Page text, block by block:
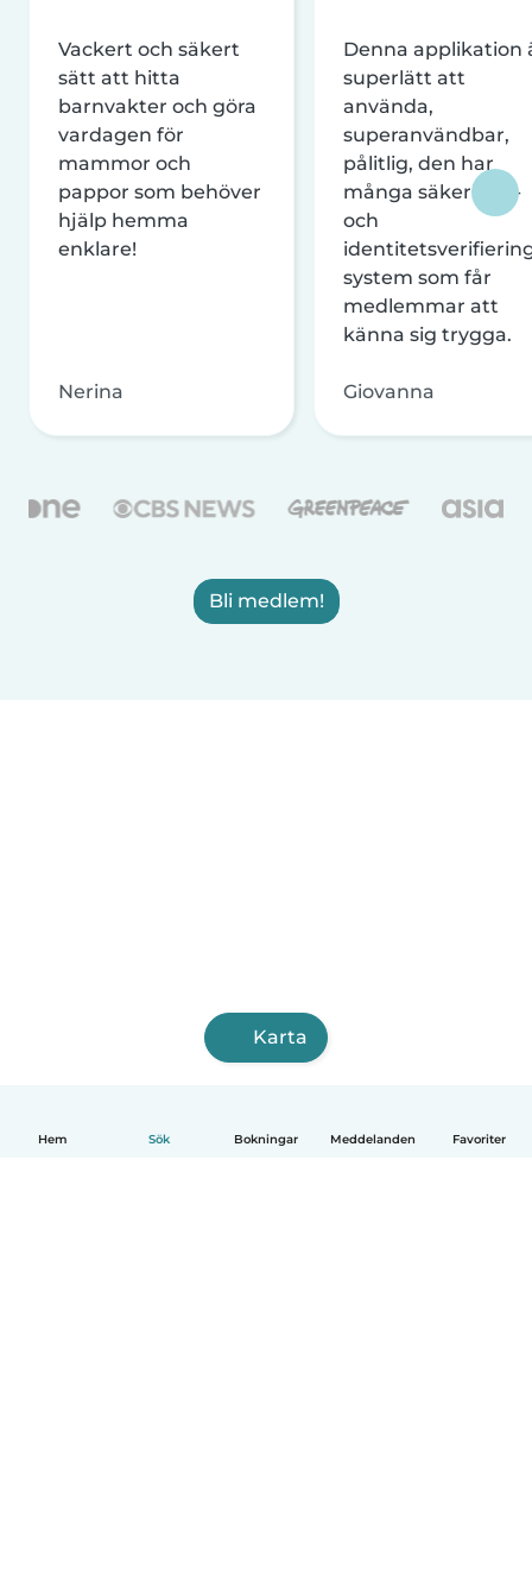
Hem Sök Bokningar Meddelanden Favoriter
Vackert och säkert
sätt att hitta
barnvakter och göra
vardagen för
mammor och
pappor som behöver
hjälp hemma
enklare!
Nerina
Denna applikation
superlätt att
använda,
superanvändbar,
pålitlig, den har
många säkerhets-
och
system som får
medlemmar att
känna sig trygga.
Giovanna
Bli medlem!
Karta